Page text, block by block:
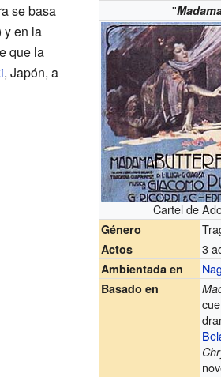
''
Cartel de
Género
Actos 3
Ambientada en
Basado en
se basa
y en la
que la
, Japón, a